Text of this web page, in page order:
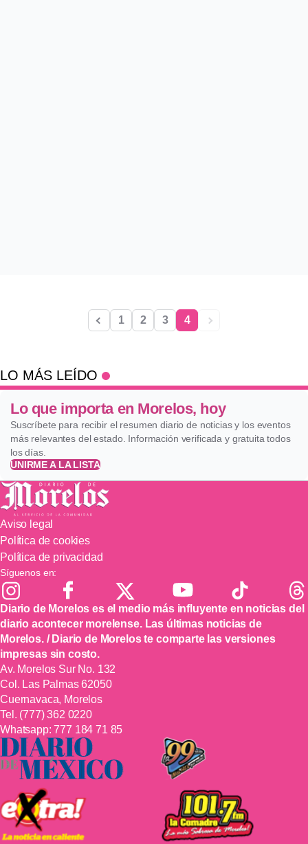
1 2 3 4
LO MÁS LEÍDO
Lo que importa en Morelos, hoy
Suscríbete para recibir el resumen diario de noticias y los eventos
más relevantes del estado. Información verificada y gratuita todos
los días.
UNIRME A LA LISTA
Aviso legal
Política de cookies
Política de privacidad
Síguenos en:
Diario de Morelos es el medio más influyente en noticias del
diario acontecer morelense. Las últimas noticias de
Morelos. / Diario de Morelos te comparte las versiones
impresas sin costo.
Av. Morelos Sur No. 132
Col. Las Palmas 62050
Cuernavaca, Morelos
Tel. (777) 362 0220
Whatsapp:777 184 71 85